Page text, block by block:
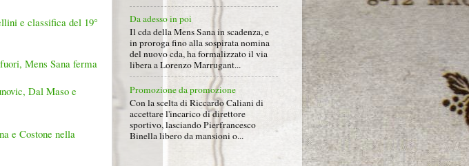
e classifica del 19°
Mens Sana ferma
Dal Maso e
e Costone nella
Da adesso in poi
Il cda della Mens Sana in scadenza, e
in proroga fino alla sospirata nomina
del nuovo cda, ha formalizzato il via
libera a Lorenzo Marrugant...
Promozione da promozione
Con la scelta di Riccardo Caliani di
accettare l'incarico di direttore
sportivo, lasciando Pierfrancesco
Binella libero da mansioni o...